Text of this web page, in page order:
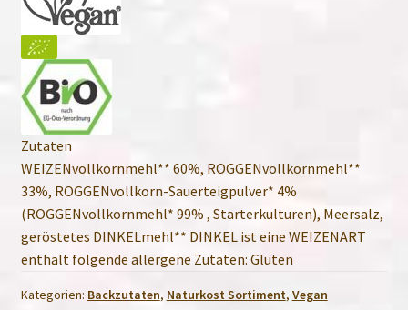
Zutaten
WEIZENvollkornmehl** 60%, ROGGENvollkornmehl**
33%, ROGGENvollkorn-Sauerteigpulver* 4%
(ROGGENvollkornmehl* 99% , Starterkulturen), Meersalz,
geröstetes DINKELmehl** DINKEL ist eine WEIZENART
enthält folgende allergene Zutaten: Gluten
Kategorien: Backzutaten, Naturkost Sortiment, Vegan